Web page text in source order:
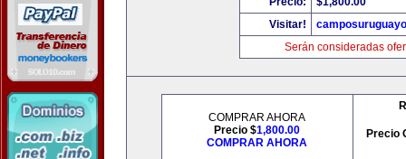
Visitar!
Serán consideradas
COMPRAR AHORA
Precio $1,800.00
COMPRAR AHORA
Precio